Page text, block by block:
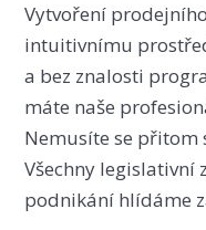
Vytvoření
intuitivnímu
a bez znalosti
máte naše
Nemusíte se přitom
Všechny legislativní
podnikání hlídáme